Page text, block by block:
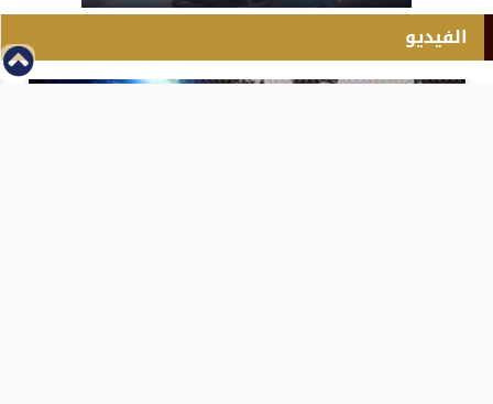
الفيديو